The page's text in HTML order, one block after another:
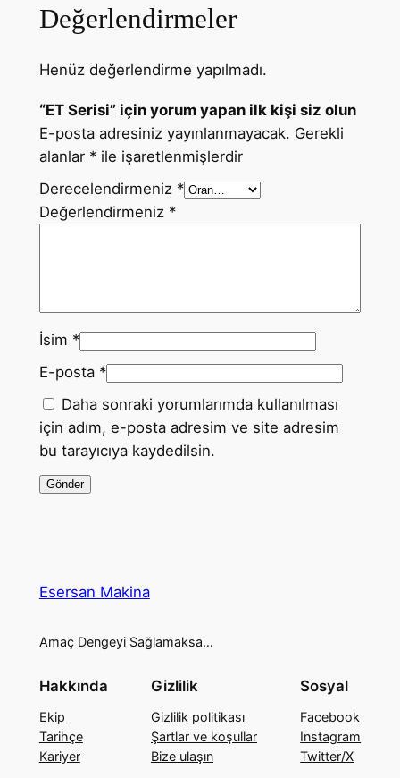
Değerlendirmeler
Henüz değerlendirme yapılmadı.
“ET Serisi” için yorum yapan ilk kişi siz olun
E-posta adresiniz yayınlanmayacak. Gerekli
alanlar *ile işaretlenmişlerdir
Derecelendirmeniz *
Değerlendirmeniz *
İsim *
E-posta *
Daha sonraki yorumlarımda kullanılması
için adım, e-posta adresim ve site adresim
bu tarayıcıya kaydedilsin.
Esersan Makina
Amaç Dengeyi Sağlamaksa…
Hakkında
Ekip
Tarihçe
Kariyer
Gizlilik
Gizlilik politikası
Şartlar ve koşullar
Bize ulaşın
Sosyal
Facebook
Instagram
Twitter/X